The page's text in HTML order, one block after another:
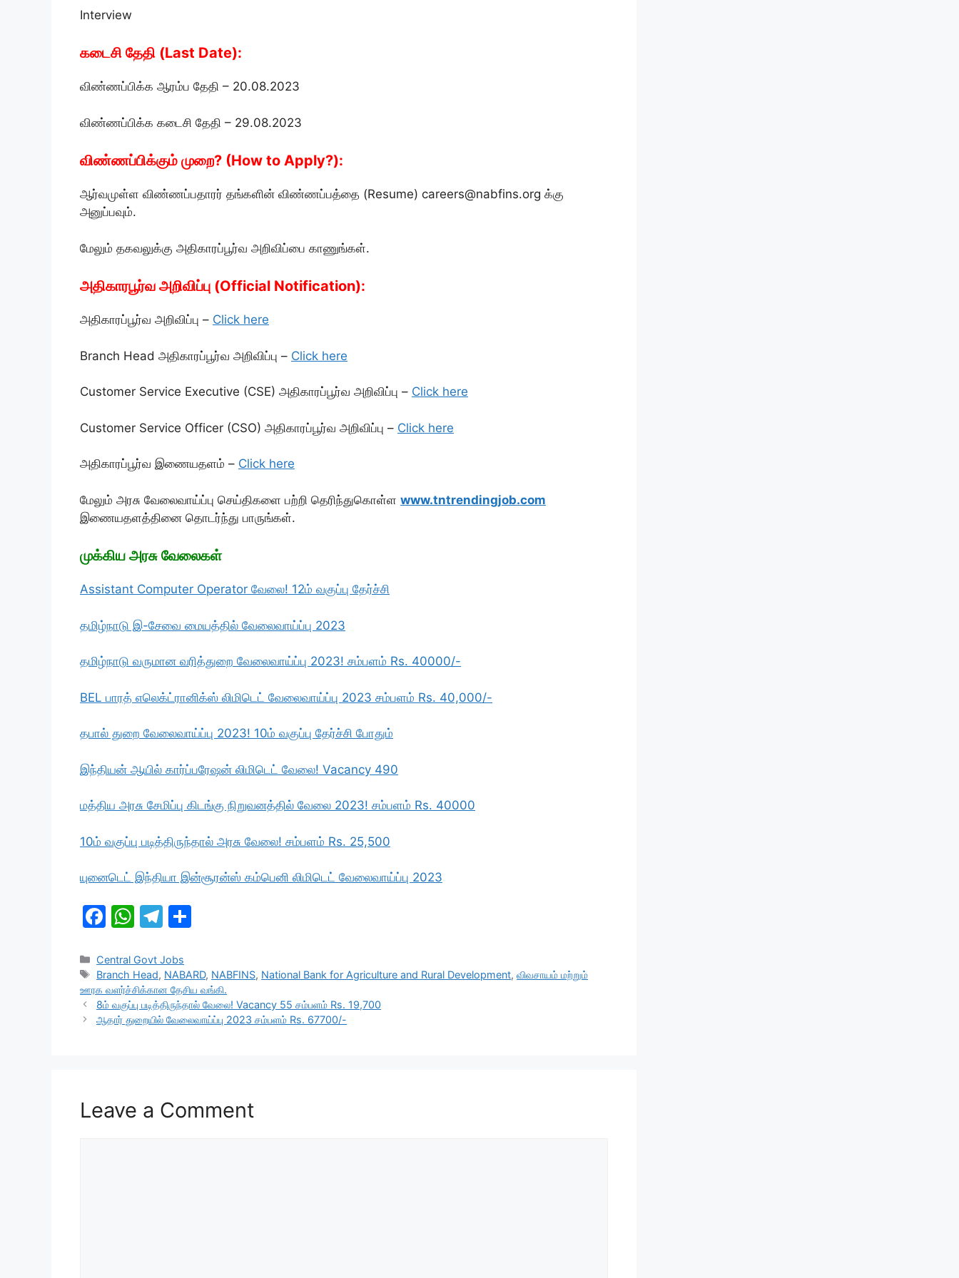
Interview
கடைசி தேதி (Last Date):
விண்ணப்பிக்க ஆரம்ப தேதி – 20.08.2023
விண்ணப்பிக்க கடைசி தேதி – 29.08.2023
விண்ணப்பிக்கும் முறை? (How to Apply?):
ஆர்வமுள்ள விண்ணப்பதாரர் தங்களின் விண்ணப்பத்தை (Resume) careers@nabfins.org க்கு
அனுப்பவும்.
மேலும் தகவலுக்கு அதிகாரப்பூர்வ அறிவிப்பை காணுங்கள்.
அதிகாரபூர்வ அறிவிப்பு (Official Notification):
அதிகாரப்பூர்வ அறிவிப்பு – Click here
Branch Head அதிகாரப்பூர்வ அறிவிப்பு – Click here
Customer Service Executive (CSE) அதிகாரப்பூர்வ அறிவிப்பு – Click here
Customer Service Officer (CSO) அதிகாரப்பூர்வ அறிவிப்பு – Click here
அதிகாரப்பூர்வ இணையதளம் – Click here
மேலும் அரசு வேலைவாய்ப்பு செய்திகளை பற்றி தெரிந்துகொள்ள www.tntrendingjob.com
இணையதளத்தினை தொடர்ந்து பாருங்கள்.
முக்கிய அரசு வேலைகள்
Assistant Computer Operator வேலை! 12ம் வகுப்பு தேர்ச்சி
தமிழ்நாடு இ-சேவை மையத்தில் வேலைவாய்ப்பு 2023
தமிழ்நாடு வருமான வரித்துறை வேலைவாய்ப்பு 2023! சம்பளம் Rs. 40000/-
BEL பாரத் எலெக்ட்ரானிக்ஸ் லிமிடெட் வேலைவாய்ப்பு 2023 சம்பளம் Rs. 40,000/-
தபால் துறை வேலைவாய்ப்பு 2023! 10ம் வகுப்பு தேர்ச்சி போதும்
இந்தியன் ஆயில் கார்ப்பரேஷன் லிமிடெட் வேலை! Vacancy 490
மத்திய அரசு சேமிப்பு கிடங்கு நிறுவனத்தில் வேலை 2023! சம்பளம் Rs. 40000
10ம் வகுப்பு படித்திருந்தால் அரசு வேலை! சம்பளம் Rs. 25,500
யுனைடெட் இந்தியா இன்சூரன்ஸ் கம்பெனி லிமிடெட் வேலைவாய்ப்பு 2023
F
c
e
b
o
W
at
s
A
p
T
e
gr
a
m
e
Categories
Central Govt Jobs
Tags
Branch Head, NABARD, NABFINS, National Bank for Agriculture and Rural Development,விவசாயம் மற்றும்
ஊரக வளர்ச்சிக்கான தேசிய வங்கி.
8ம் வகுப்பு படித்திருந்தால் வேலை! Vacancy 55 சம்பளம் Rs. 19,700
ஆதார் துறையில் வேலைவாய்ப்பு 2023 சம்பளம் Rs. 67700/-
Leave a Comment